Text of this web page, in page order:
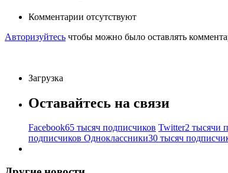
Комментарии отсутствуют
Авторизуйтесь чтобы можно было оставлять
Загрузка
Оставайтесь на связи
Facebook65 тысяч подписчиков Twitter2 тысячи
подписчиков Одноклассники30 тысяч